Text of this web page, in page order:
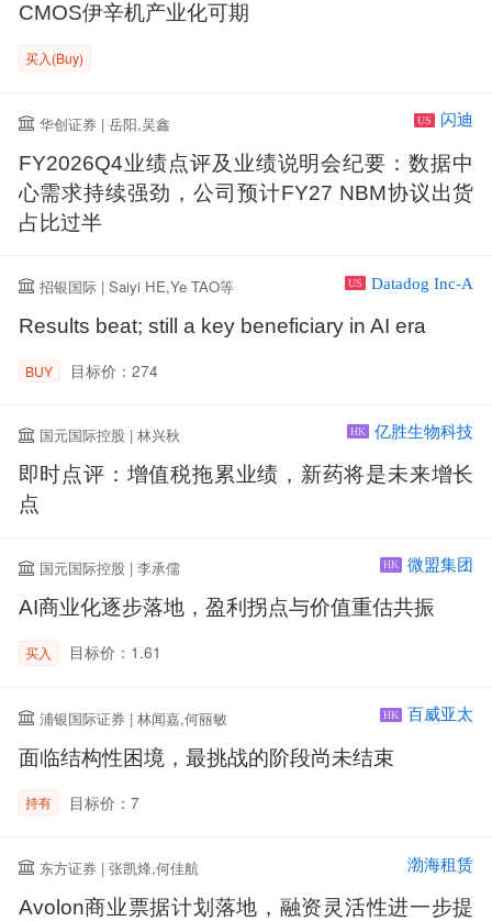
CMOS伊辛机产业化可期
买入(Buy)
华创证券 | 岳阳,吴鑫 US 闪迪
FY2026Q4业绩点评及业绩说明会纪要：数据中
心需求持续强劲，公司预计FY27 NBM协议出货
占比过半
招银国际 | Saiyi HE,Ye TAO等 US Datadog Inc-A
Results beat; still a key beneficiary in AI era
BUY 目标价：274
国元国际控股 | 林兴秋 HK 亿胜生物科技
即时点评：增值税拖累业绩，新药将是未来增长
点
国元国际控股 | 李承儒 HK 微盟集团
AI商业化逐步落地，盈利拐点与价值重估共振
买入 目标价：1.61
浦银国际证券 | 林闻嘉,何丽敏 HK 百威亚太
面临结构性困境，最挑战的阶段尚未结束
持有 目标价：7
东方证券 | 张凯烽,何佳航 渤海租赁
Avolon商业票据计划落地，融资灵活性进一步提